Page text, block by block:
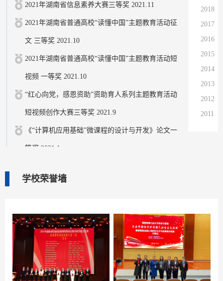
2021年湖南省信息素养大赛三等奖 2021.11
2021年湖南省普通高校“读懂中国”主题教育活动征
文 三等奖 2021.10
2021年湖南省普通高校“读懂中国”主题教育活动短
视频 一等奖 2021.10
“红心向党，感恩资助”资助育人系列主题教育活动
短视频创作大赛三等奖 2021.9
《“计算机应用基础”微课程的设计与开发》论文一
等奖 2021.1
2018
2017
2016
2015
2014
2013
2012
2011
2004
学校荣誉墙